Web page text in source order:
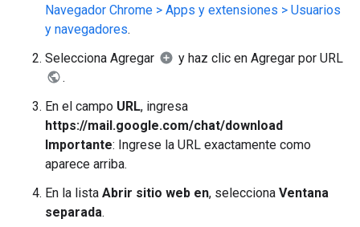
Navegador Chrome > Apps y extensiones > Usuarios
y navegadores.
Selecciona Agregar
y haz clic en Agregar por URL
.
En el campo URL, ingresa
https://mail.google.com/chat/download
Importante: Ingrese la URL exactamente como
aparece arriba.
En la lista Abrir sitio web en, selecciona Ventana
separada.